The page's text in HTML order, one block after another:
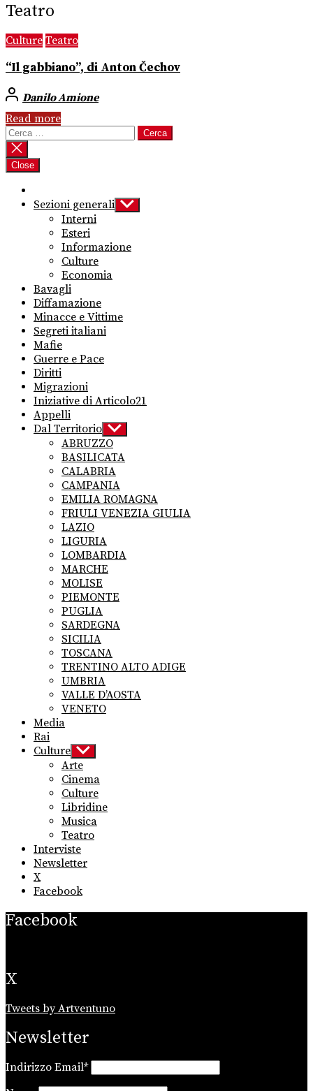
Teatro
Culture Teatro
“Il gabbiano”, di Anton Čechov
Danilo Amione
Read more
Ricerca
per:
Close
Sezioni generali Show
sub
Interni
Esteri
Informazione
Culture
Economia
Bavagli
Diffamazione
Minacce e Vittime
Segreti italiani
Mafie
Guerre e Pace
Diritti
Migrazioni
Iniziative di Articolo21
Appelli
Dal Territorio Show
sub
menu
ABRUZZO
BASILICATA
CALABRIA
CAMPANIA
EMILIA ROMAGNA
FRIULI VENEZIA GIULIA
LAZIO
LIGURIA
LOMBARDIA
MARCHE
MOLISE
PIEMONTE
PUGLIA
SARDEGNA
SICILIA
TOSCANA
TRENTINO ALTO ADIGE
UMBRIA
VALLE D’AOSTA
VENETO
Media
Rai
Culture Show
sub
menu
Arte
Cinema
Culture
Libridine
Musica
Teatro
Interviste
Newsletter
X
Facebook
Facebook
X
Tweets by Artventuno
Newsletter
Indirizzo Email*